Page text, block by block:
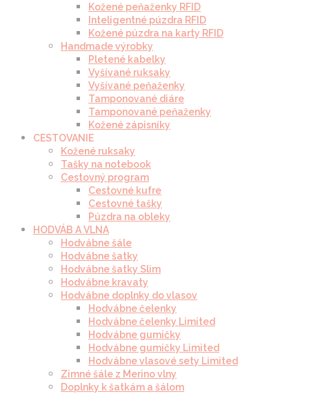
Kožené peňaženky RFID
Inteligentné púzdra RFID
Kožené púzdra na karty RFID
Handmade výrobky
Pletené kabelky
Vyšívané ruksaky
Vyšívané peňaženky
Tamponované diáre
Tamponované peňaženky
Kožené zápisníky
CESTOVANIE
Kožené ruksaky
Tašky na notebook
Cestovný program
Cestovné kufre
Cestovné tašky
Púzdra na obleky
HODVÁB A VLNA
Hodvábne šále
Hodvábne šatky
Hodvábne šatky Slim
Hodvábne kravaty
Hodvábne doplnky do vlasov
Hodvábne čelenky
Hodvábne čelenky Limited
Hodvábne gumičky
Hodvábne gumičky Limited
Hodvábne vlasové sety Limited
Zimné šále z Merino vlny
Doplnky k šatkám a šálom